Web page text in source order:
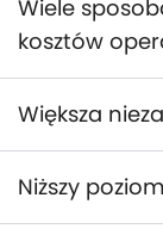
Wiele
kosztów
Większa
Niższy